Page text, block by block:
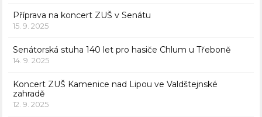
Příprava na koncert ZUŠ v Senátu
15. 9. 2025
Senátorská stuha 140 let pro hasiče Chlum u Třeboně
14. 9. 2025
Koncert ZUŠ Kamenice nad Lipou ve Valdštejnské
zahradě
12. 9. 2025